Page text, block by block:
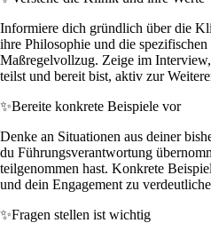
Informiere dich gründlich über die
ihre Philosophie und die
Maßregelvollzug. Zeige im
teilst und bereit bist, aktiv zur
✨Bereite konkrete Beispiele vor
Denke an Situationen aus deiner
du Führungsverantwortung
teilgenommen hast. Konkrete
und dein Engagement zu
✨Fragen stellen ist wichtig